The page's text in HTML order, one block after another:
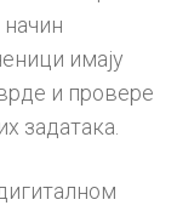
имају
и провере
задатака.